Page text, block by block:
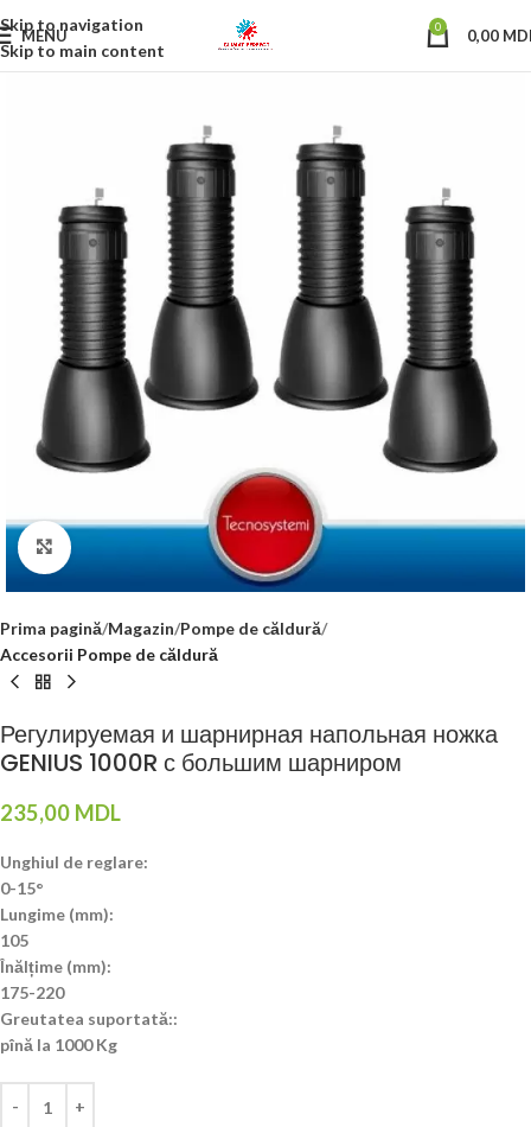
Skip to navigation
Skip to main content
MENU 0 0,00
Click to enlarge
Prima pagină Magazin Pompe de căldură
Accesorii Pompe de căldură
Регулируемая и шарнирная напольная ножка
GENIUS 1000R с большим шарниром
235,00 MDL
Unghiul de reglare:
0-15°
Lungime (mm):
105
Înălțime (mm):
175-220
Greutatea suportată::
pînă la 1000 Kg